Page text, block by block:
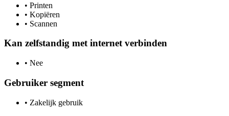
• Printen
• Kopiëren
• Scannen
Kan zelfstandig met internet verbinden
• Nee
Gebruiker segment
• Zakelijk gebruik